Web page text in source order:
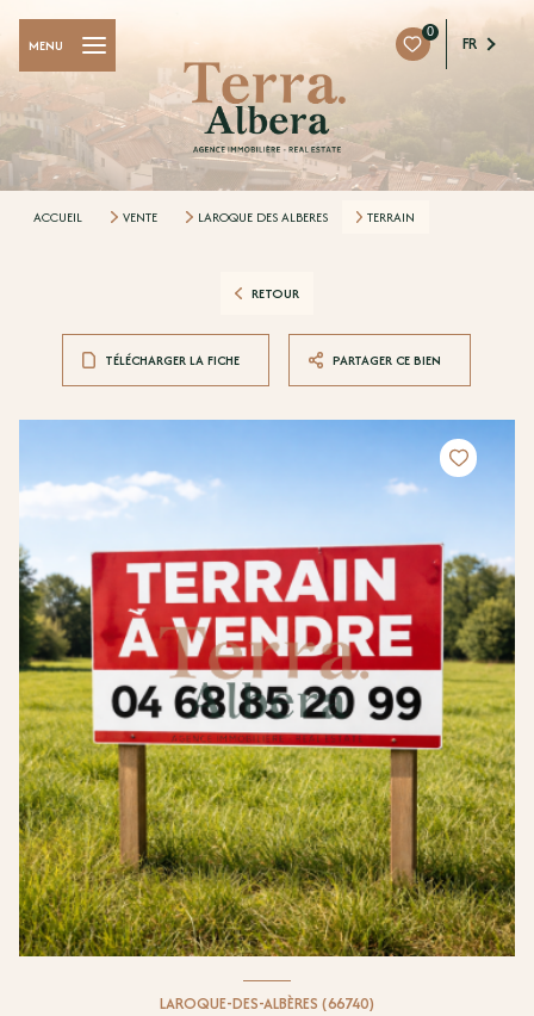
0
FR
MENU
ACCUEIL VENTE LAROQUE DES ALBERES TERRAIN
RETOUR
TÉLÉCHARGER LA FICHE PARTAGER CE BIEN
LAROQUE-DES-ALBÈRES (66740)